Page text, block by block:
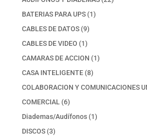
BATERIAS PARA UPS 11
CABLES DE DATOS 99
productos
CABLES DE VIDEO 11
producto
CAMARAS DE ACCION 11
CASA INTELIGENTE 88
productos
COLABORACION Y COMUNICACIONES
COMERCIAL 66
productos
Diademas/Audífonos 11
DISCOS 33